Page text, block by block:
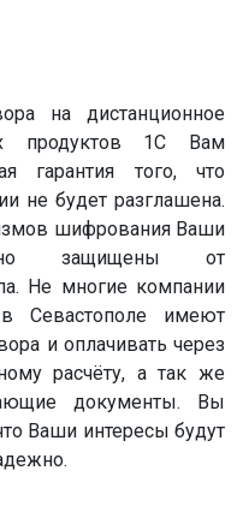
на дистанционное
продуктов 1С Вам
гарантия того, что
не будет разглашена.
шифрования Ваши
защищены от
Не многие компании
Севастополе имеют
и оплачивать через
расчёту, а так же
документы. Вы
Ваши интересы будут